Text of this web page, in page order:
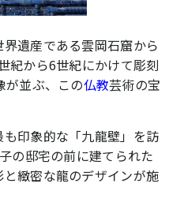
遺産である雲岡石窟から
紀から6世紀にかけて彫刻
が並ぶ、この仏教芸術の宝
印象的な「九龍壁」を訪
の邸宅の前に建てられた
緻密な龍のデザインが施